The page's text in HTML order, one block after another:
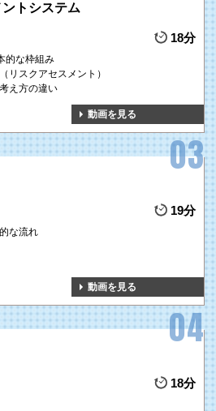
トシステム
18分
的な枠組み
リスクアセスメント）
え方の違い
動画を見る
19分
な流れ
動画を見る
18分